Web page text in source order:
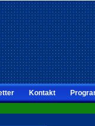
Kontakt